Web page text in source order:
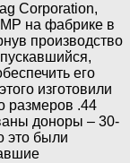
Corporation,
на фабрике в
производство
его
изготовили
размеров .44
доноры – 30-
это были